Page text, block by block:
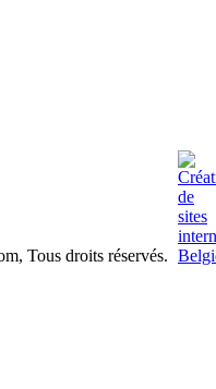
Tous droits réservés.